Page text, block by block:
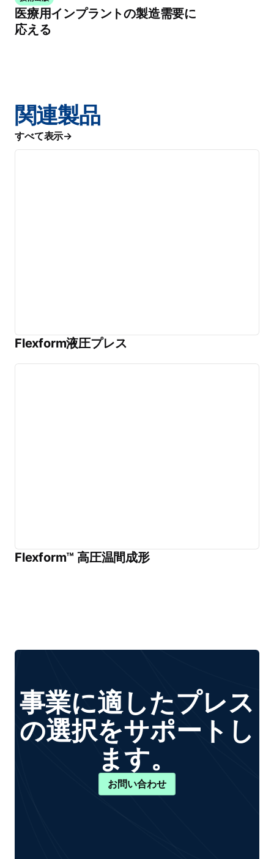
医療用インプラントの製造需要に
応える
関連製品
すべて表示
Flexform液圧プレス
Flexform™ 高圧温間成形
事業に適したプレス
の選択をサポートし
ます。
お問い合わせ